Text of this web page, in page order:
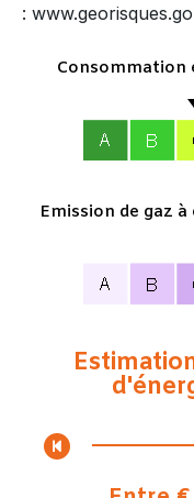
:
Consommation
Emission de gaz